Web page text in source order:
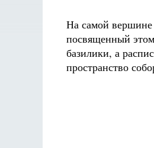
На самой
посвященный
базилики, а
пространство